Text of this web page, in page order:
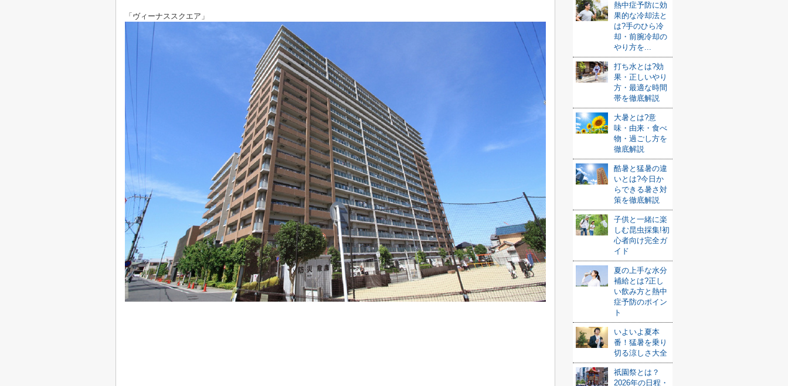
「ヴィーナススクエア」
熱中症予防に効
果的な冷却法と
は?手のひら冷
却・前腕冷却の
やり方を...
打ち水とは?効
果・正しいやり
方・最適な時間
帯を徹底解説
大暑とは?意
味・由来・食べ
物・過ごし方を
徹底解説
酷暑と猛暑の違
いとは?今日か
らできる暑さ対
策を徹底解説
子供と一緒に楽
しむ昆虫採集!初
心者向け完全ガ
イド
夏の上手な水分
補給とは?正し
い飲み方と熱中
症予防のポイン
ト
いよいよ夏本
番！猛暑を乗り
切る涼しさ大全
祇園祭とは？
2026年の日程・